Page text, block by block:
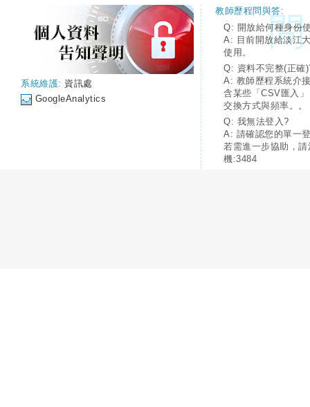
系統維護: 資訊處
GoogleAnalytics
教師歷程問與答:
Q: 開放給何種身份
A: 目前開放給淡江
使用。
Q: 資料不完整(正確
A: 教師歷程系統介
含某些「CSV匯入
交換方式與頻率。。
Q: 我無法登入?
A: 請確認您的單一
若需進一步協助，
機:3484